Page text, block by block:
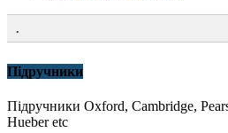
.
Підручники
Підручники Oxford, Cambridge,
Hueber etc